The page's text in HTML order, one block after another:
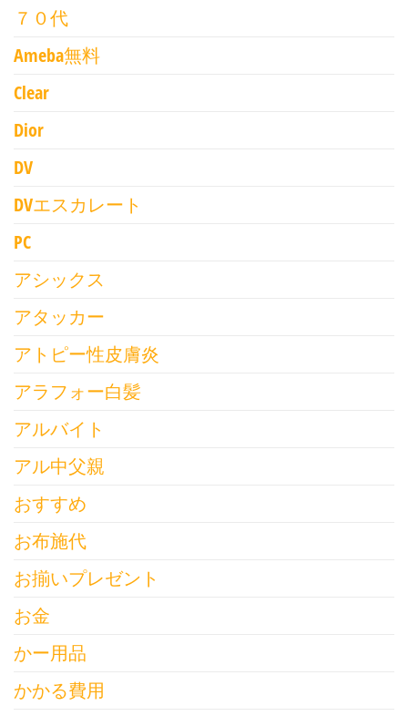
７０代
Ameba無料
Clear
Dior
DV
DVエスカレート
PC
アシックス
アタッカー
アトピー性皮膚炎
アラフォー白髪
アルバイト
アル中父親
おすすめ
お布施代
お揃いプレゼント
お金
かー用品
かかる費用